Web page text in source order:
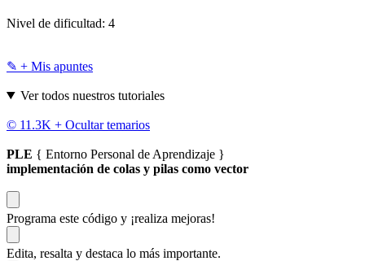
Nivel de dificultad: 4
✎ + Mis apuntes
Ver todos nuestros tutoriales
© 11.3K + Ocultar temarios
PLE { Entorno Personal de Aprendizaje }
implementación de colas y pilas como vector
Programa este código y ¡realiza mejoras!
Edita, resalta y destaca lo más importante.